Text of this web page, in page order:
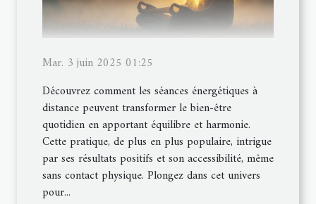
Mar. 3 juin 2025 01:25
Découvrez comment les séances énergétiques à
distance peuvent transformer le bien-être
quotidien en apportant équilibre et harmonie.
Cette pratique, de plus en plus populaire, intrigue
par ses résultats positifs et son accessibilité, même
sans contact physique. Plongez dans cet univers
pour...